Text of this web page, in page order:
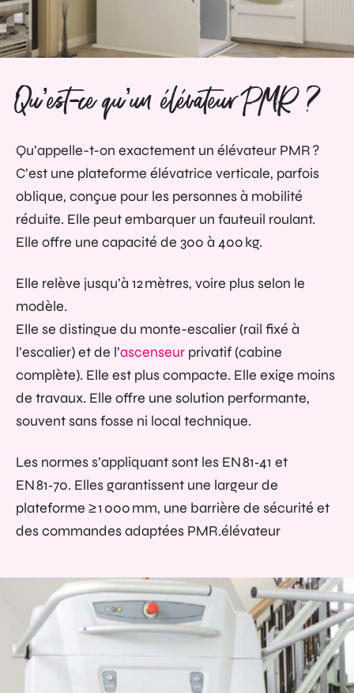
Qu’est-ce qu’un élévateur PMR ?
Qu’appelle-t-on exactement un élévateur PMR ?
C’est une plateforme élévatrice verticale, parfois
oblique, conçue pour les personnes à mobilité
réduite. Elle peut embarquer un fauteuil roulant.
Elle offre une capacité de 300 à 400 kg.
Elle relève jusqu’à 12 mètres, voire plus selon le
modèle.
Elle se distingue du monte-escalier (rail fixé à
l’escalier) et de l’ascenseur privatif (cabine
complète). Elle est plus compacte. Elle exige moins
de travaux. Elle offre une solution performante,
souvent sans fosse ni local technique.
Les normes s’appliquant sont les EN 81‑41 et
EN 81‑70. Elles garantissent une largeur de
plateforme ≥ 1 000 mm, une barrière de sécurité et
des commandes adaptées PMR.élévateur